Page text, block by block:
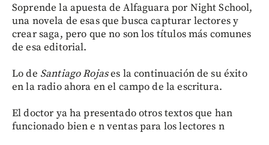
Soprende la apuesta de Alfaguara por Night School,
una novela de esas que busca capturar lectores y
crear saga, pero que no son los títulos más comunes
de esa editorial.
Lo de Santiago Rojases la continuación de su éxito
en la radio ahora en el campo de la escritura.
El doctor ya ha presentado otros textos que han
funcionado bien e n ventas para los lectores n